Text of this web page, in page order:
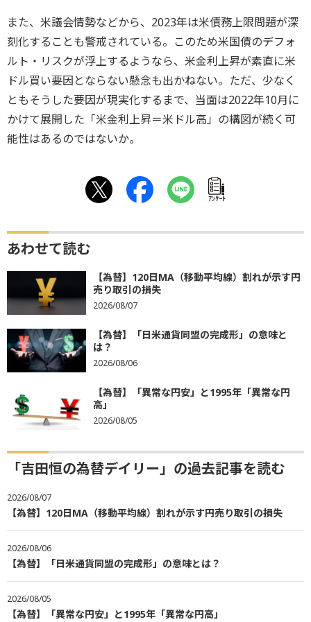
また、米議会情勢などから、2023年は米債務上限問題が深
刻化することも警戒されている。このため米国債のデフォ
ルト・リスクが浮上するようなら、米金利上昇が素直に米
ドル買い要因とならない懸念も出かねない。ただ、少なく
ともそうした要因が現実化するまで、当面は2022年10月に
かけて展開した「米金利上昇＝米ドル高」の構図が続く可
能性はあるのではないか。
ｱﾝｹｰﾄ
あわせて読む
【為替】120日MA（移動平均線）割れが示す円
売り取引の損失
2026/08/07
【為替】「日米通貨同盟の完成形」の意味と
は？
2026/08/06
【為替】「異常な円安」と1995年「異常な円
高」
2026/08/05
「吉田恒の為替デイリー」の過去記事を読む
2026/08/07
【為替】120日MA（移動平均線）割れが示す円売り取引の損失
2026/08/06
【為替】「日米通貨同盟の完成形」の意味とは？
2026/08/05
【為替】「異常な円安」と1995年「異常な円高」